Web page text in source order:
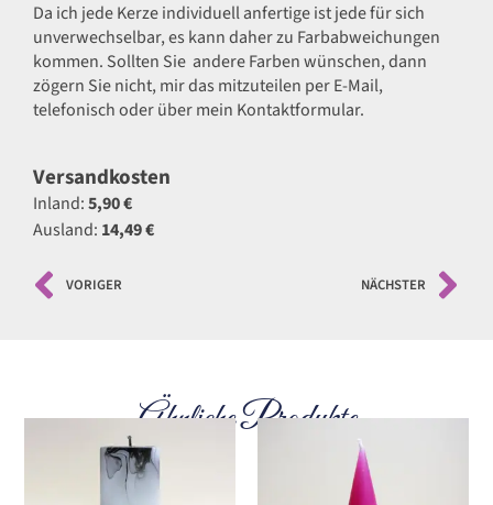
Da ich jede Kerze individuell anfertige ist jede für sich
unverwechselbar, es kann daher zu Farbabweichungen
kommen. Sollten Sie andere Farben wünschen, dann
zögern Sie nicht, mir das mitzuteilen per E-Mail,
telefonisch oder über mein Kontaktformular.
Versandkosten
Inland:5,90 €
Ausland: 14,49 €
VORIGER NÄCHSTER
Ähnliche Produkte